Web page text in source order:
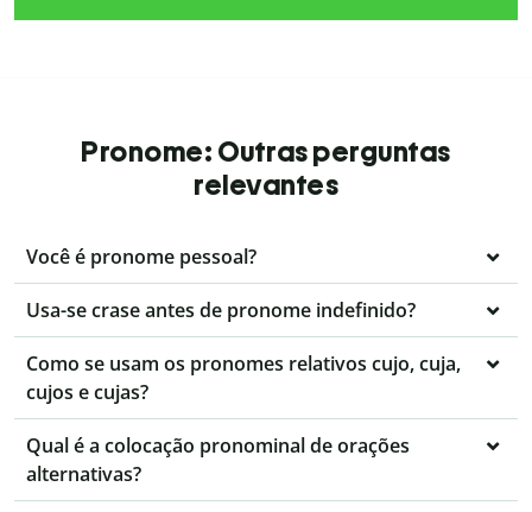
Pronome: Outras perguntas
relevantes
Você é pronome pessoal?
Usa-se crase antes de pronome indefinido?
Como se usam os pronomes relativos cujo, cuja,
cujos e cujas?
Qual é a colocação pronominal de orações
alternativas?